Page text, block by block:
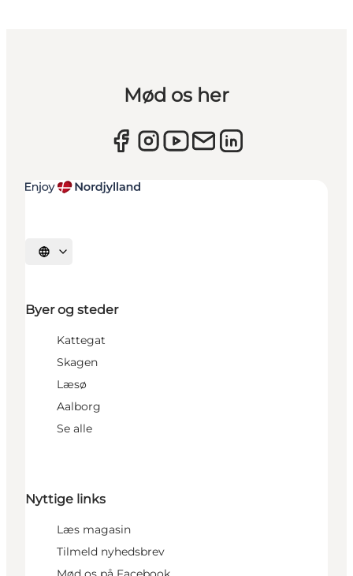
Mød os her
Vælg sprog
Byer og steder
Kattegat
Skagen
Læsø
Aalborg
Se alle
Nyttige links
Læs magasin
Tilmeld nyhedsbrev